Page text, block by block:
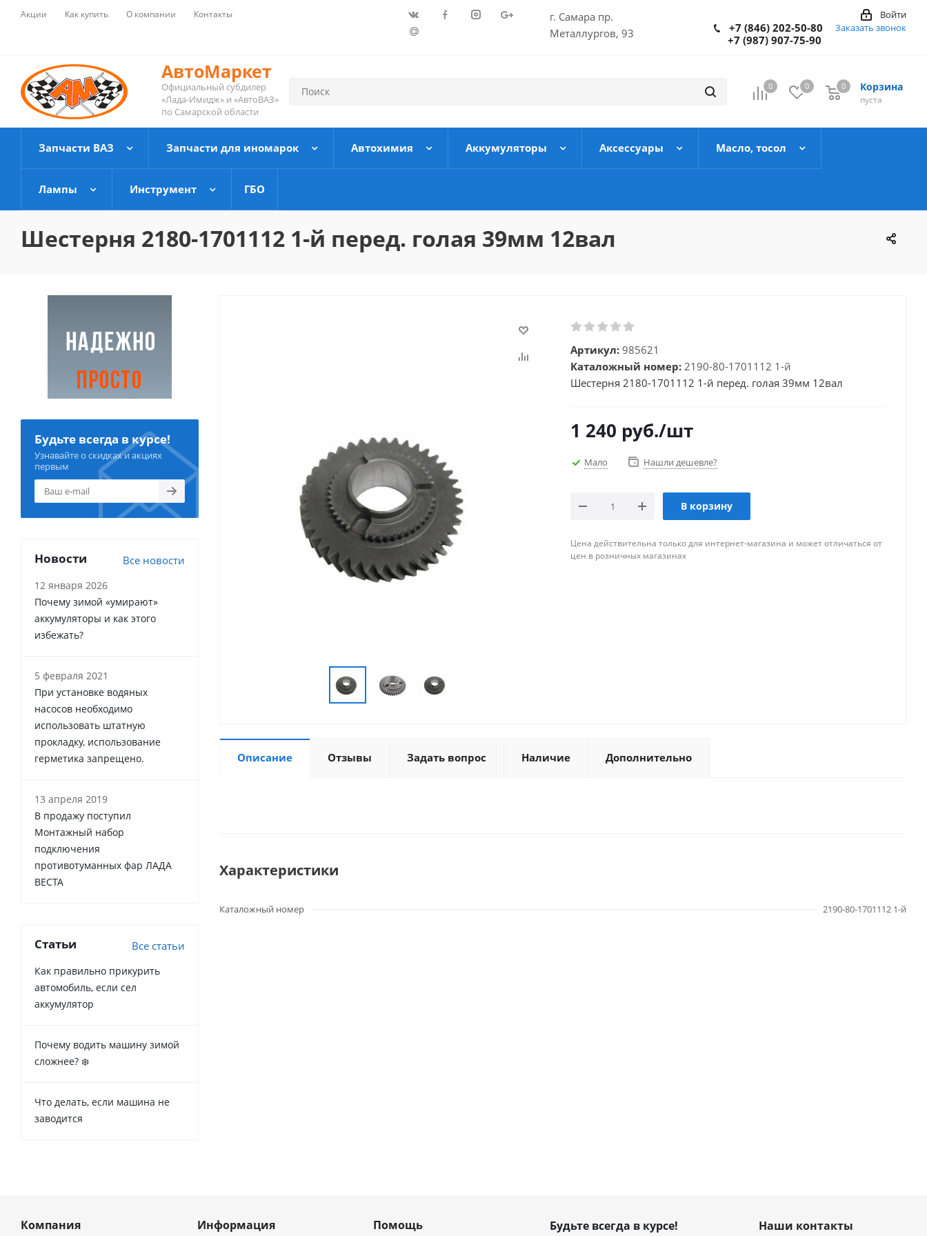
Акции Как купить О компании Контакты
г. Самара пр.
Металлургов, 93
Войти
+7 (846) 202-50-80
+7 (987) 907-75-90
Заказать звонок
АвтоМаркет
Официальный субдилер
«Лада-Имидж» и «АвтоВАЗ»
по Самарской области
0 0 Корзина
пуста
0
Запчасти ВАЗ Запчасти для иномарок Автохимия Аккумуляторы Аксессуары Масло, тосол
Лампы Инструмент ГБО
Шестерня 2180-1701112 1-й перед. голая 39мм 12вал
Артикул: 985621
Каталожный номер: 2190-80-1701112 1-й
Шестерня 2180-1701112 1-й перед. голая 39мм 12вал
1 240 руб./шт
Мало Нашли дешевле?
В корзину
Цена действительна только для интернет-магазина и может отличаться от
цен в розничных магазинах
Описание Отзывы Задать вопрос Наличие Дополнительно
Характеристики
Каталожный номер 2190-80-1701112 1-й
Будьте всегда в курсе!
Узнавайте о скидках и акциях
первым
Новости Все новости
12 января 2026
Почему зимой «умирают»
аккумуляторы и как этого
избежать?
5 февраля 2021
При установке водяных
насосов необходимо
использовать штатную
прокладку, использование
герметика запрещено.
13 апреля 2019
В продажу поступил
Монтажный набор
подключения
противотуманных фар ЛАДА
ВЕСТА
Статьи Все статьи
Как правильно прикурить
автомобиль, если сел
аккумулятор
Почему водить машину зимой
сложнее? ❄️
Что делать, если машина не
заводится
Компания Информация Помощь Будьте всегда в курсе! Наши контакты